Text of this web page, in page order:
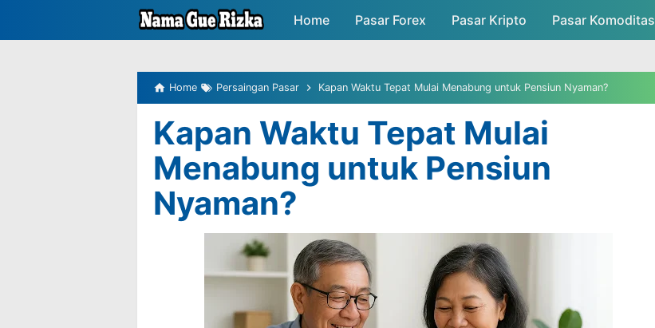
Skip to main content
Home Pasar Forex Pasar Kripto Pasar Komoditas
Home Persaingan Pasar Kapan Waktu Tepat Mulai Menabung untuk Pensiun Nyaman?
Kapan Waktu Tepat Mulai
Menabung untuk Pensiun
Nyaman?